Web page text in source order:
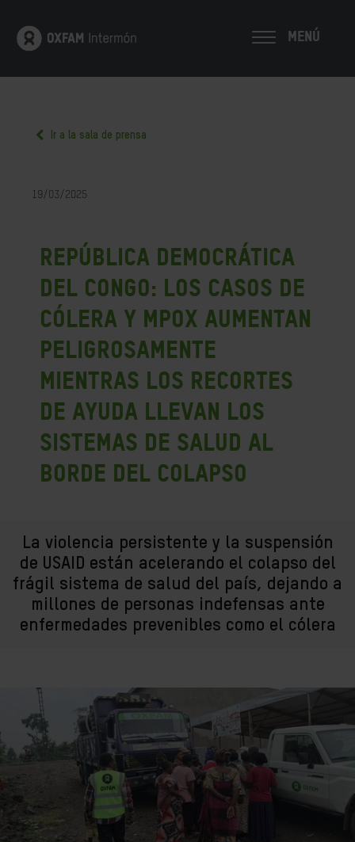
MENÚ
Ir a la sala de prensa
19/03/2025
República Democrática
del Congo: Los casos de
cólera y Mpox aumentan
peligrosamente
mientras los recortes
de ayuda llevan los
sistemas de salud al
borde del colapso
La violencia persistente y la suspensión
de USAID están acelerando el colapso del
frágil sistema de salud del país, dejando a
millones de personas indefensas ante
enfermedades prevenibles como el cólera